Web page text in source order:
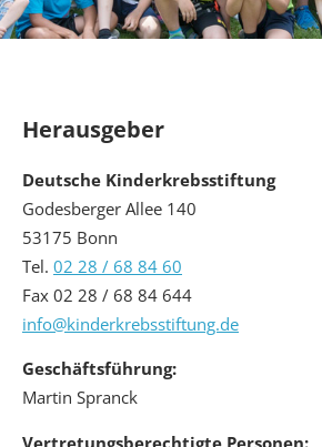
Herausgeber
Deutsche Kinderkrebsstiftung
Godesberger Allee 140
53175 Bonn
Tel. 02 28 / 68 84 60
Fax 02 28 / 68 84 644
info@kinderkrebsstiftung.de
Geschäftsführung:
Martin Spranck
Vertretungsberechtigte Personen: